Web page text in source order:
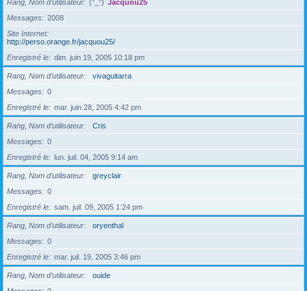
Rang, Nom d’utilisateur (°_°) Jacquou25
Messages
2008
Site Internet
http://perso.orange.fr/jacquou25/
Enregistré le
dim. juin 19, 2005 10:18 pm
Rang, Nom d’utilisateur
vivaguitarra
Messages
0
Enregistré le
mar. juin 28, 2005 4:42 pm
Rang, Nom d’utilisateur
Cris
Messages
0
Enregistré le
lun. juil. 04, 2005 9:14 am
Rang, Nom d’utilisateur
greyclair
Messages
0
Enregistré le
sam. juil. 09, 2005 1:24 pm
Rang, Nom d’utilisateur
oryenthal
Messages
0
Enregistré le
mar. juil. 19, 2005 3:46 pm
Rang, Nom d’utilisateur
ouide